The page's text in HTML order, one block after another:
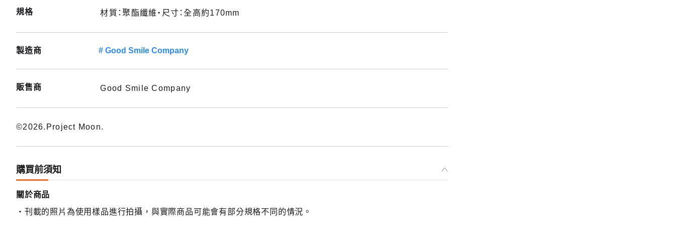
規格 材質：聚酯纖維・尺寸：全高約170mm
製造商 Good Smile Company
販售商 Good Smile Company
©2026.Project Moon.
購買前須知
關於商品
刊載的照片為使用樣品進行拍攝，與實際商品可能會有部分規格不同的情況。